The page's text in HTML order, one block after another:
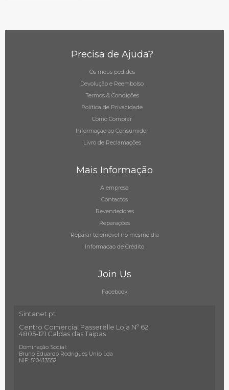
Precisa de Ajuda?
Os meus pedidos
Devolução e Reembolso
Termos & Condições
Política de Privacidade
Como Comprar
Informação ao Consumidor
Livro de Reclamações
Mais Informação
A empresa
Contactos
Revendedores
Reparações
Reparar telemóvel no mesmo dia
Informacao de Crédito
Join Us
Facebook
Sintanet.pt
Centro Comercial Passerelle Loja Nº 62
4805-121 Caldas das Taipas
Dominação Social:
Bruno Eduardo Rodrigues Unip Lda
NIF: 510413552